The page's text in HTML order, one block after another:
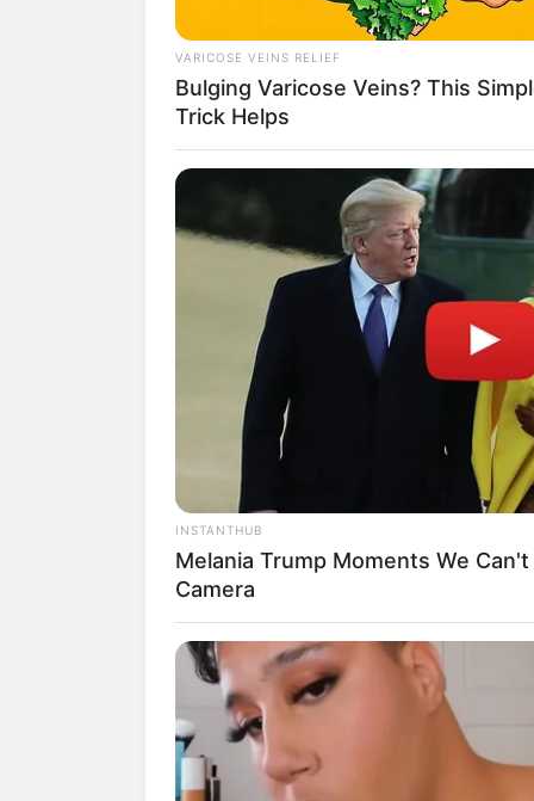
Tea tree oil alias minyak pohon teh
Bisanya, orang menggunakan minyak
Di dalam minyak ini terdapat
ampuh dalam membunuh virus dan
dapat mengatasi peradangan.
Mengusir semut membandel juga bisa
cukup mudah. Campurkan 5 hingga 10
Lalu letakkan dalam wadah semprot.
ke arah sarang semut.
VARICOSE VEINS RELIEF
Bulging Varicose Veins? This
Trick Helps
INSTANTHUB
Melania Trump Moments We
Camera